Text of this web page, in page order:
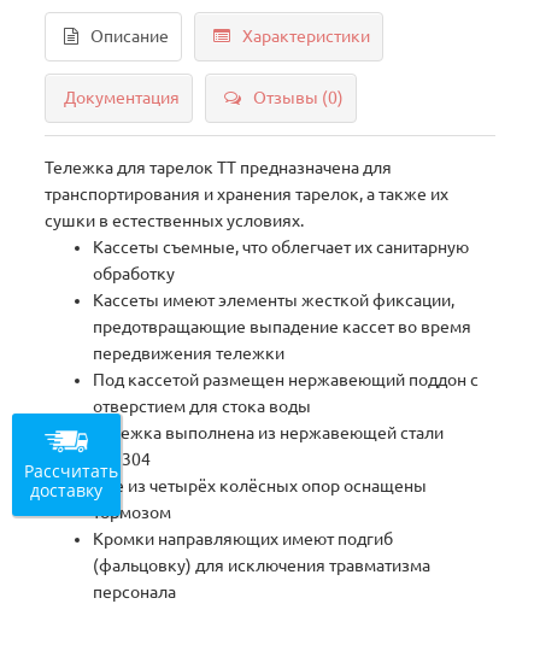
Описание Характеристики
Документация Отзывы (0)
Тележка для тарелок ТТ предназначена для
транспортирования и хранения тарелок, а также их
сушки в естественных условиях.
Кассеты съемные, что облегчает их санитарную
обработку
Кассеты имеют элементы жесткой фиксации,
предотвращающие выпадение кассет во время
передвижения тележки
Под кассетой размещен нержавеющий поддон с
отверстием для стока воды
Тележка выполнена из нержавеющей стали
AISI304
Две из четырёх колёсных опор оснащены
тормозом
Кромки направляющих имеют подгиб
(фальцовку) для исключения травматизма
персонала
Рассчитать
доставку